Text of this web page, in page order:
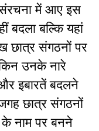
संरचना में आए इस
बदला बल्कि यहां
छात्र संगठनों पर
उनके नारे
इबारतें बदलने
छात्र संगठनों
नाम पर बनने